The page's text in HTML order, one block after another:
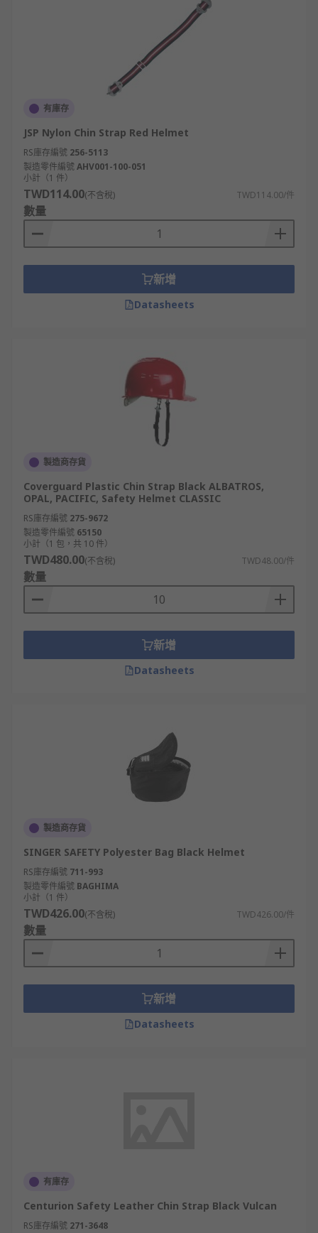
有庫存
JSP Nylon Chin Strap Red Helmet
RS庫存編號 256-5113
製造零件編號AHV001-100-051
小計（1 件）
TWD114.00(不含稅) TWD114.00/件
數量
新增
Datasheets
製造商存貨
Coverguard Plastic Chin Strap Black ALBATROS,
OPAL, PACIFIC, Safety Helmet CLASSIC
RS庫存編號 275-9672
製造零件編號 65150
小計（1 包，共 10 件）
TWD480.00(不含稅) TWD48.00/件
數量
新增
Datasheets
製造商存貨
SINGER SAFETY Polyester Bag Black Helmet
RS庫存編號 711-993
製造零件編號 BAGHIMA
小計（1 件）
TWD426.00(不含稅) TWD426.00/件
數量
新增
Datasheets
有庫存
Centurion Safety Leather Chin Strap Black Vulcan
RS庫存編號 271-3648